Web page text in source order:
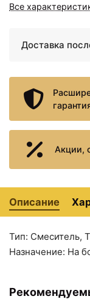
Все
Доставка
Акции,
Описание
Тип: Смеситель,
Назначение: На